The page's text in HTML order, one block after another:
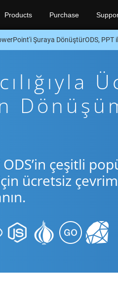
Products Purchase
Şuraya DönüştürODS, PPT
ODS’in çeşitli
ücretsiz